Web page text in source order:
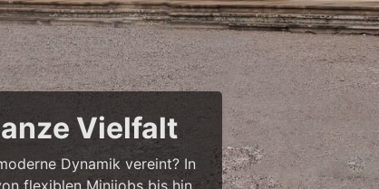
Vielfalt
Dynamik vereint? In